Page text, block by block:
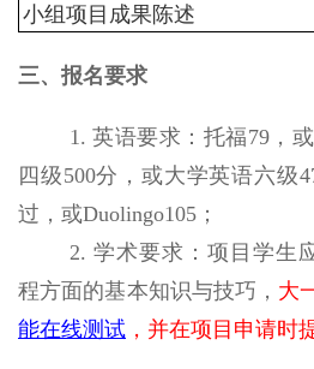
小组项目成果陈述
三、报名要求
1.英语要求：托福79，
四级500分，或大学英语六级
过，或Duolingo105 ；
2. 学术要求：项目学生
程方面的基本知识与技巧， 大
能在线测试 ，并在项目申请时